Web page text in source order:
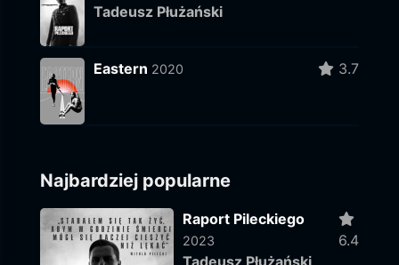
Tadeusz Płużański
Eastern 2020 3.7
Najbardziej popularne
Raport Pileckiego
2023 6.4